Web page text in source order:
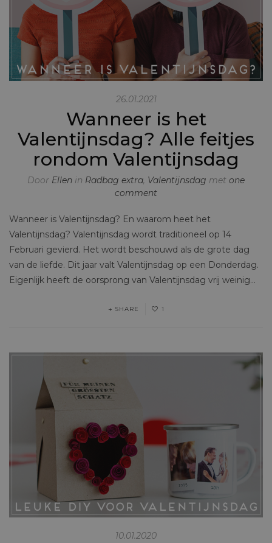
26.01.2021
Wanneer is het
Valentijnsdag? Alle feitjes
rondom Valentijnsdag
Door Ellen in Radbag extra, Valentijnsdag met one
comment
Wanneer is Valentijnsdag? En waarom heet het
Valentijnsdag? Valentijnsdag wordt traditioneel op 14
Februari gevierd. Het wordt beschouwd als de grote dag
van de liefde. Dit jaar valt Valentijnsdag op een Donderdag.
Eigenlijk heeft de oorsprong van Valentijnsdag vrij weinig…
SHARE 1
10.01.2020